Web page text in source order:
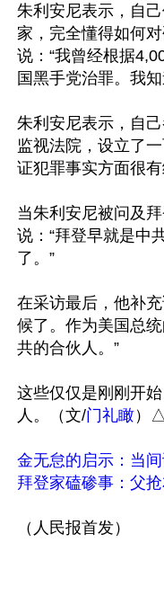
朱利安尼表示，自
家，完全懂得如何
说：“我曾经根据
国黑手党治罪。我
朱利安尼表示，自
监视法院，设立了
证犯罪事实方面很有
当朱利安尼被问及
说：“拜登早就是中
了。”
在采访最后，他补
候了。作为美国总
共的合伙人。”
这些仅仅是刚刚开
人。（文/门礼瞰）△
金无怠的启示：当
拜登家磕碜事：父